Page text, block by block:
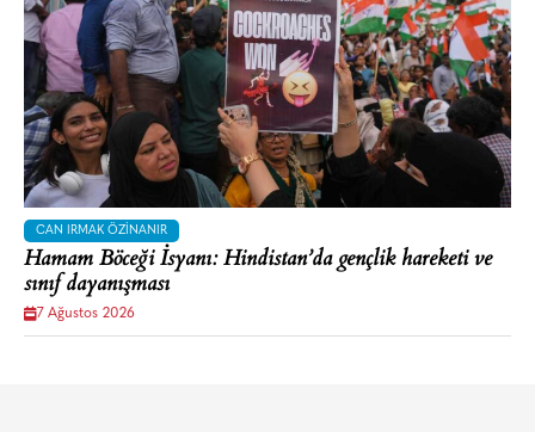
CAN IRMAK ÖZINANIR
Hamam Böceği İsyanı: Hindistan’da gençlik hareketi ve
sınıf dayanışması
7 Ağustos 2026